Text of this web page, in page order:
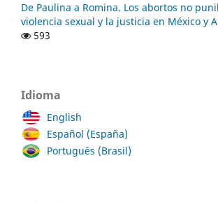
De Paulina a Romina. Los abortos no
violencia sexual y la justicia en México y
593
Idioma
English
Español (España)
Português (Brasil)